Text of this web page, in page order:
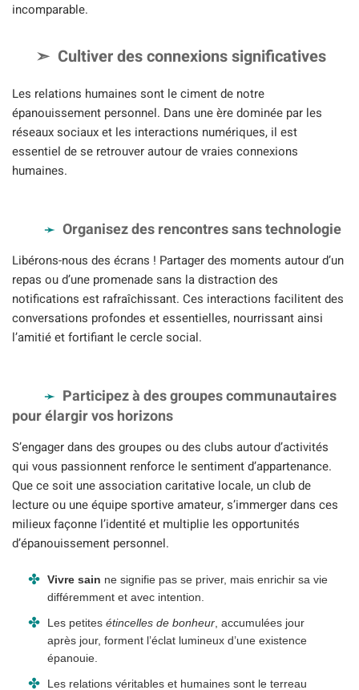
incomparable.
Cultiver des connexions significatives
Les relations humaines sont le ciment de notre
épanouissement personnel. Dans une ère dominée par les
réseaux sociaux et les interactions numériques, il est
essentiel de se retrouver autour de vraies connexions
humaines.
Organisez des rencontres sans technologie
Libérons-nous des écrans ! Partager des moments autour d’un
repas ou d’une promenade sans la distraction des
notifications est rafraîchissant. Ces interactions facilitent des
conversations profondes et essentielles, nourrissant ainsi
l’amitié et fortifiant le cercle social.
Participez à des groupes communautaires
pour élargir vos horizons
S’engager dans des groupes ou des clubs autour d’activités
qui vous passionnent renforce le sentiment d’appartenance.
Que ce soit une association caritative locale, un club de
lecture ou une équipe sportive amateur, s’immerger dans ces
milieux façonne l’identité et multiplie les opportunités
d’épanouissement personnel.
Vivre sain ne signifie pas se priver, mais enrichir sa vie
différemment et avec intention.
Les petites étincelles de bonheur , accumulées jour
après jour, forment l’éclat lumineux d’une existence
épanouie.
Les relations véritables et humaines sont le terreau